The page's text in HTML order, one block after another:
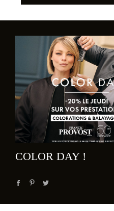
COLOR DAY !